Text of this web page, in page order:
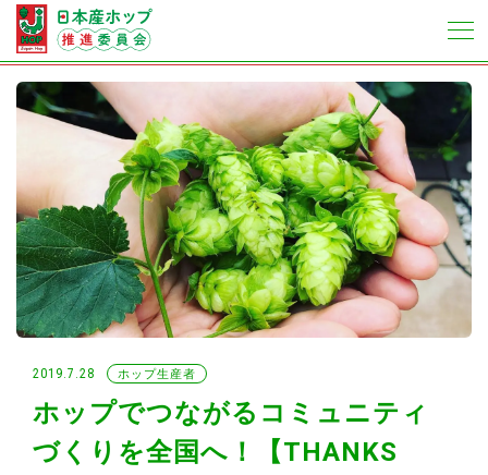
2019.7.28 ホップ生産者
ホップでつながるコミュニティ
づくりを全国へ！【THANKS